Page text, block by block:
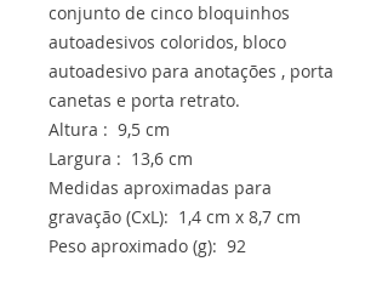
conjunto de cinco bloquinhos
autoadesivos coloridos, bloco
autoadesivo para anotações , porta
canetas e porta retrato.
Altura : 9,5 cm
Largura : 13,6 cm
Medidas aproximadas para
gravação (CxL): 1,4 cm x 8,7 cm
Peso aproximado (g): 92